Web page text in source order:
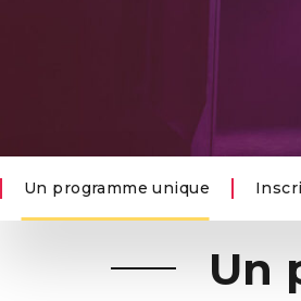
Un programme unique
Un